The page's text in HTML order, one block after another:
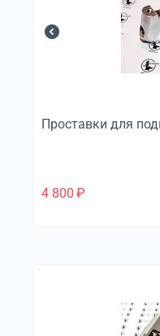
Проставки для
4 800 ₽